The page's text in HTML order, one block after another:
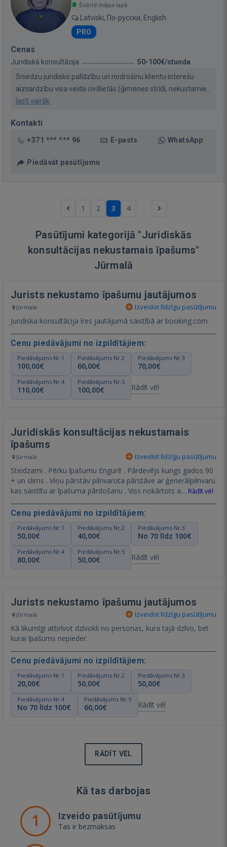
Šobrīd mājas lapā
Latviski, По-русски, English
PRO
Cenas
Juridiskā konsultācija
50-100€/stunda
Sniedzu juridisko palīdzību un nodrošinu klientu interešu
aizsardzību visa veida civillietās (ģimenes strīdi, nekustamie...
lasīt vairāk
Kontakti
+371 *** *** 96 E-pasts WhatsApp
Piedāvāt pasūtījumu
1 2 3 4 ...
Pasūtījumi kategorijā "Juridiskās
konsultācijas nekustamais īpašums"
Jūrmalā
Jurists nekustamo īpašumu jautājumos
Jūrmala Izveidot līdzīgu pasūtījumu
Juridiska konsultācija īres jautājumā saistībā ar booking.com
Cenu piedāvājumi no izpildītājiem:
Piedāvājums Nr.1
100,00€
Piedāvājums Nr.2
60,00€
Piedāvājums Nr.3
70,00€
Piedāvājums Nr.4
110,00€
Piedāvājums Nr.5
100,00€ Rādīt vēl
Juridiskās konsultācijas nekustamais
īpašums
Jūrmala Izveidot līdzīgu pasūtījumu
Steidzami . Pērku īpašumu Engurē . Pārdevējs kungs gados 90
+ un slims . Viņu pārstāv pilnvarota pārstāve ar ģenerālpilnvaru
kas saistītu ar īpašuma pārdošanu . Viss nokārtots a… Rādīt vēl
Cenu piedāvājumi no izpildītājiem:
Piedāvājums Nr.1
50,00€
Piedāvājums Nr.2
40,00€
Piedāvājums Nr.3
No 70 līdz 100€
Piedāvājums Nr.4
80,00€
Piedāvājums Nr.5
50,00€ Rādīt vēl
Jurists nekustamo īpašumu jautājumos
Jūrmala Izveidot līdzīgu pasūtījumu
Kā likumīgi atbrīvot dzīvokli no personas, kura tajā dzīvo, bet
kurai īpašums nepieder.
Cenu piedāvājumi no izpildītājiem:
Piedāvājums Nr.1
20,00€
Piedāvājums Nr.2
50,00€
Piedāvājums Nr.3
50,00€
Piedāvājums Nr.4
No 70 līdz 100€
Piedāvājums Nr.5
60,00€ Rādīt vēl
RĀDĪT VĒL
Kā tas darbojas
1 Izveido pasūtījumu
Tas ir bezmaksas